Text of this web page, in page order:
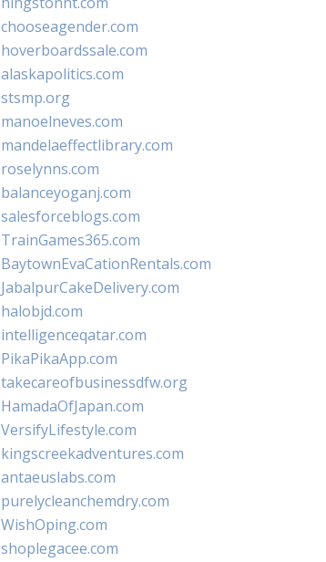
chooseagender.com
hoverboardssale.com
alaskapolitics.com
stsmp.org
manoelneves.com
mandelaeffectlibrary.com
roselynns.com
balanceyoganj.com
salesforceblogs.com
TrainGames365.com
BaytownEvaCationRentals.com
JabalpurCakeDelivery.com
halobjd.com
intelligenceqatar.com
PikaPikaApp.com
takecareofbusinessdfw.org
HamadaOfJapan.com
VersifyLifestyle.com
kingscreekadventures.com
antaeuslabs.com
purelycleanchemdry.com
WishOping.com
shoplegacee.com